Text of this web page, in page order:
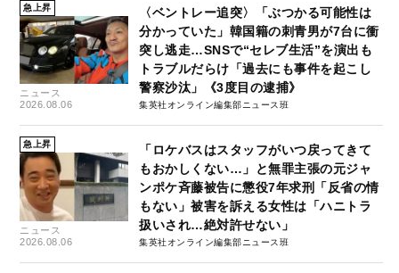
急上昇
ニュース
2026.08.06
〈ベントレー追突〉「ぶつかる可能性は
分かっていた」韓国籍の刺青男が7台に衝
突し逃走…SNSで“セレブ生活”を演出も
トラブルだらけ「過去にも事件を起こし
警察沙汰」《3度目の逮捕》
集英社オンライン編集部ニュース班
急上昇
ニュース
2026.08.06
「ロケバスはスタッフがいつ戻ってきて
もおかしくない…」と無罪主張の元ジャ
ンポケ斉藤被告に懲役7年求刑「反省の情
もない」被害を訴える女性は「ハニトラ
扱いされ…絶対許せない」
集英社オンライン編集部ニュース班